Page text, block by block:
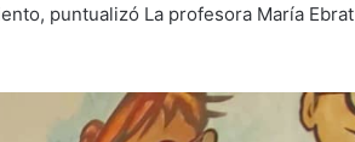
puntualizó La profesora María Ebrat